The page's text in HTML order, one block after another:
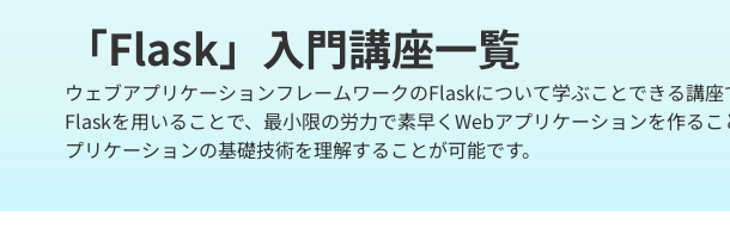
インタビュー
転職成功ガイド
転職エージェント
インタビュー
転職成功ガイド
インターン
新卒エージェント
イベント・セミナー
4択課題
リファレンス
評価結果一覧
「Flask」入門講座一覧
ウェブアプリケーションフレームワークのFlaskについて学ぶことできる講座
Flaskを用いることで、最小限の労力で素早くWebアプリケーションを作る
プリケーションの基礎技術を理解することが可能です。